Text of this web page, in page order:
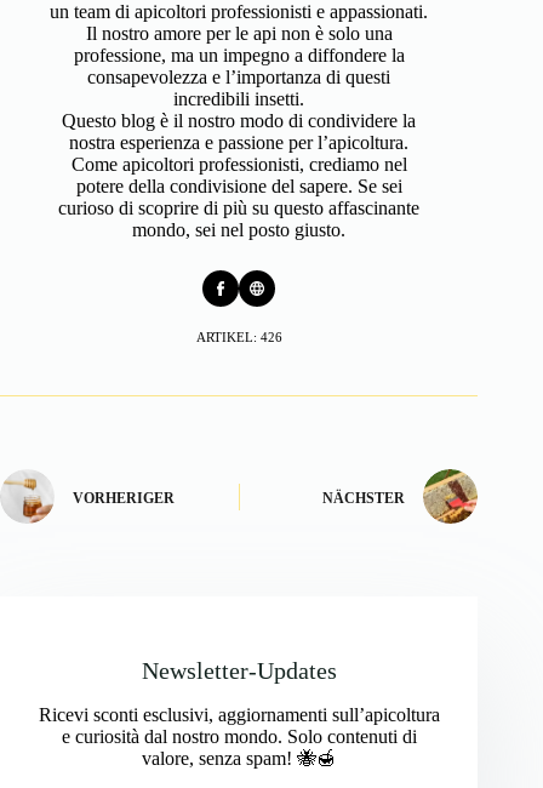
un team di apicoltori professionisti e appassionati.
Il nostro amore per le api non è solo una
professione, ma un impegno a diffondere la
consapevolezza e l’importanza di questi
incredibili insetti.
Questo blog è il nostro modo di condividere la
nostra esperienza e passione per l’apicoltura.
Come apicoltori professionisti, crediamo nel
potere della condivisione del sapere. Se sei
curioso di scoprire di più su questo affascinante
mondo, sei nel posto giusto.
ARTIKEL: 426
VORHERIGER NÄCHSTER
Newsletter-Updates
Ricevi sconti esclusivi, aggiornamenti sull’apicoltura
e curiosità dal nostro mondo. Solo contenuti di
valore, senza spam! 🐝🍯